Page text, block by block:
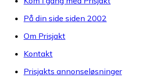
På din side siden 2002
Om Prisjakt
Kontakt
Prisjakts annonseløsninger